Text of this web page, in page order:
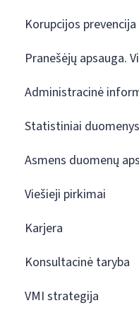
Korupcijos prevencija
Pranešėjų apsauga.
Administracinė
Statistiniai duomenys
Asmens duomenų
Viešieji pirkimai
Karjera
Konsultacinė taryba
VMI strategija